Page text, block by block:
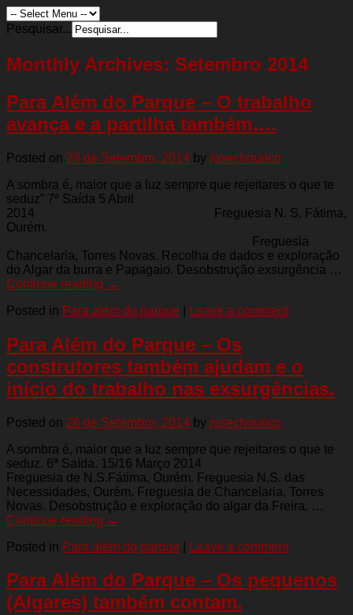
Pesquisar...
Monthly Archives: Setembro 2014
Para Além do Parque – O trabalho
avança e a partilha também….
Posted on 28 de Setembro, 2014 by josechourico
A sombra é, maior que a luz sempre que rejeitares o que te
seduz” 7ª Saída 5 Abril
2014 Freguesia N. S. Fátima,
Ourém.
Freguesia
Chancelaria, Torres Novas. Recolha de dados e exploração
do Algar da burra e Papagaio. Desobstrução exsurgência …
Continue reading →
Posted in Para além do parque Leave a comment
Para Além do Parque – Os
construtores também ajudam e o
início do trabalho nas exsurgências.
Posted on 26 de Setembro, 2014 by josechourico
A sombra é, maior que a luz sempre que rejeitares o que te
seduz. 6ª Saída. 15/16 Março 2014
Freguesia de N.S.Fátima, Ourém. Freguesia N.S. das
Necessidades, Ourém. Freguesia de Chancelaria, Torres
Novas. Desobstrução e exploração do algar da Freira. …
Continue reading →
Posted in Para além do parque Leave a comment
Para Além do Parque – Os pequenos
(Algares) também contam.